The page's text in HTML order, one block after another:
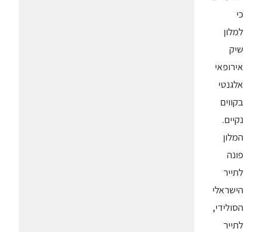
כי
למלון
שיק
אירופאי
אלגנטי
בקווים
נקיים.
המלון
פונה
לתייר
הישראלי
הסולידי,
לתייר